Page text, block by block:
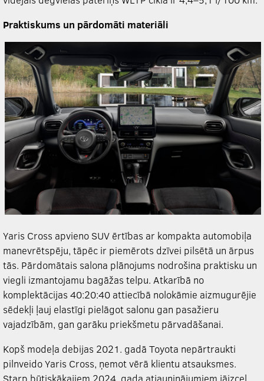
Praktiskums un pārdomāti materiāli
Yaris Cross apvieno SUV ērtības ar kompakta automobiļa
manevrētspēju, tāpēc ir piemērots dzīvei pilsētā un ārpus
tās. Pārdomātais salona plānojums nodrošina praktisku un
viegli izmantojamu bagāžas telpu. Atkarībā no
komplektācijas 40:20:40 attiecībā nolokāmie aizmugurējie
sēdekļi ļauj elastīgi pielāgot salonu gan pasažieru
vajadzībām, gan garāku priekšmetu pārvadāšanai.
Kopš modeļa debijas 2021. gadā Toyota nepārtraukti
pilnveido Yaris Cross, ņemot vērā klientu atsauksmes.
Starp būtiskākajiem 2024. gada atjauninājumiem jāizceļ